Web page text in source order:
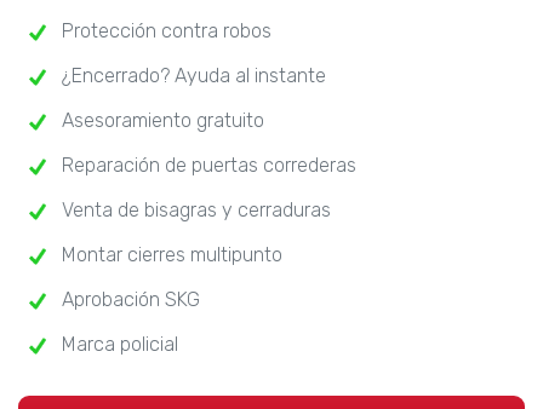
Protección contra robos
¿Encerrado? Ayuda al instante
Asesoramiento gratuito
Reparación de puertas correderas
Venta de bisagras y cerraduras
Montar cierres multipunto
Aprobación SKG
Marca policial